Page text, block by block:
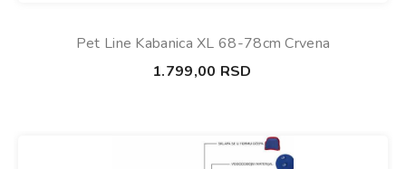
Pet Line Kabanica XL 68-78cm Crvena
1.799,00 RSD